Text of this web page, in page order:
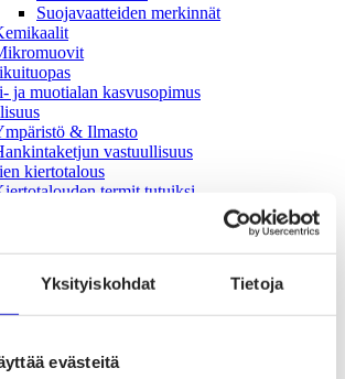
Yksityiskohdat Tietoja
evästeitä
Suojavaatteiden merkinnät
ja muotialan kasvusopimus
& Ilmasto
vastuullisuus
kiertotalous
termit tutuiksi
Mihin kierrättää vanhat vaatteet ja kodintekstiilit?
sitoumuksessa
Liity mukaan